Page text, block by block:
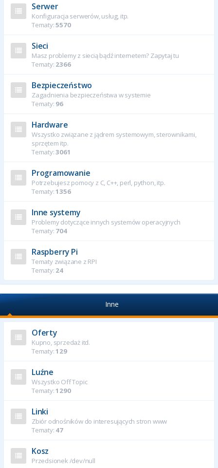
Serwer
Konfiguracja serwerów, usług, itp.
Tematy:5570
Sieci
Masz problemy z siecią bądź internetem? Zapytaj tu
Tematy: 2366
Bezpieczeństwo
Zagadnienia bezpieczeństwa w systemie
Tematy: 96
Hardware
Wszystko związane z jądrem systemowym, sterownikami,
sprzętem itp.
Tematy:3061
Programowanie
Potrzebujesz pomocy z C, C++, perl, python, itp.
Tematy:1356
Inne systemy
Problemy dotyczące innych systemów operacyjnych
Tematy: 704
Raspberry Pi
Tematy związane z RPI
Tematy: 24
Inne
Oferty
Kupno, sprzedaż itd.
Tematy:129
Luźne
Wszystko Off Topic
Tematy:1290
Linki
Zbiór odnośników do interesujących stron www
Tematy: 47
Kosz
Przedsionek /dev/null